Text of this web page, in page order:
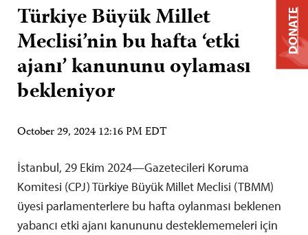
Türkiye Büyük Millet
Meclisi’nin bu hafta ‘etki
ajanı’ kanununu oylaması
bekleniyor
October 29, 2024 12:16 PM EDT
İstanbul, 29 Ekim 2024—Gazetecileri Koruma
Komitesi (CPJ) Türkiye Büyük Millet Meclisi (TBMM)
üyesi parlamenterlere bu hafta oylanması beklenen
yabancı etki ajanı kanununu desteklememeleri için
DONATE